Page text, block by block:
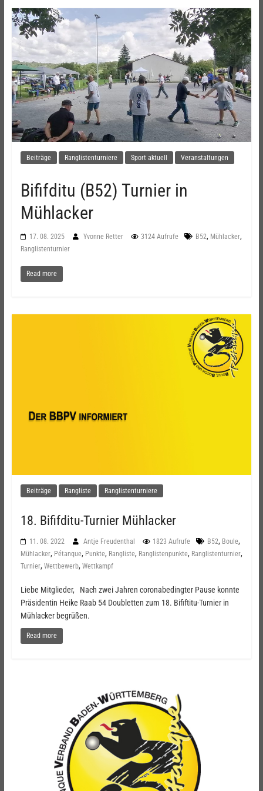
Beiträge Ranglistenturniere Sport aktuell Veranstaltungen
Bififditu (B52) Turnier in
Mühlacker
17. 08. 2025 Yvonne Retter 3124 Aufrufe B52, Mühlacker,
Ranglistenturnier
Read more
Beiträge Rangliste Ranglistenturniere
18. Bififditu-Turnier Mühlacker
11. 08. 2022 Antje Freudenthal 1823 Aufrufe B52, Boule,
Mühlacker, Pétanque, Punkte, Rangliste, Ranglistenpunkte, Ranglistenturnier,
Turnier, Wettbewerb, Wettkampf
Liebe Mitglieder, Nach zwei Jahren coronabedingter Pause konnte
Präsidentin Heike Raab 54 Doubletten zum 18. Bififtitu-Turnier in
Mühlacker begrüßen.
Read more